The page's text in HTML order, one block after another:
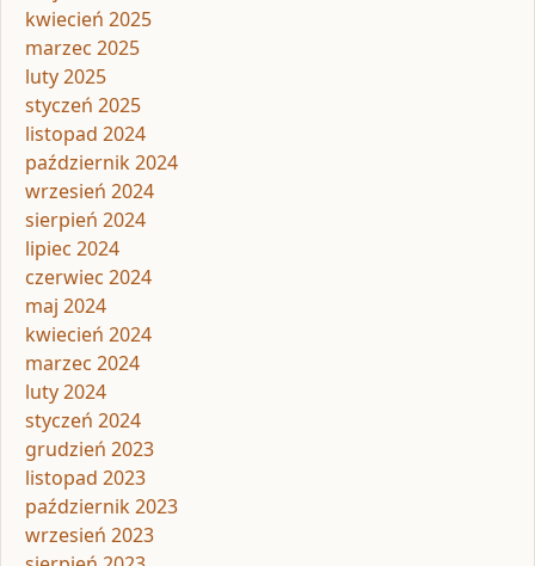
kwiecień 2025
marzec 2025
luty 2025
styczeń 2025
listopad 2024
październik 2024
wrzesień 2024
sierpień 2024
lipiec 2024
czerwiec 2024
maj 2024
kwiecień 2024
marzec 2024
luty 2024
styczeń 2024
grudzień 2023
listopad 2023
październik 2023
wrzesień 2023